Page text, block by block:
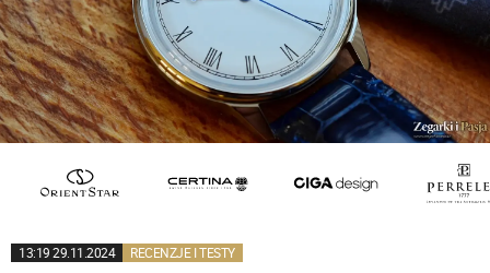
13:19 29.11.2024 RECENZJE I TESTY